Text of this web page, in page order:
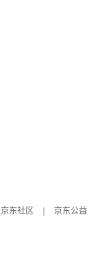
京东社区
京东公益